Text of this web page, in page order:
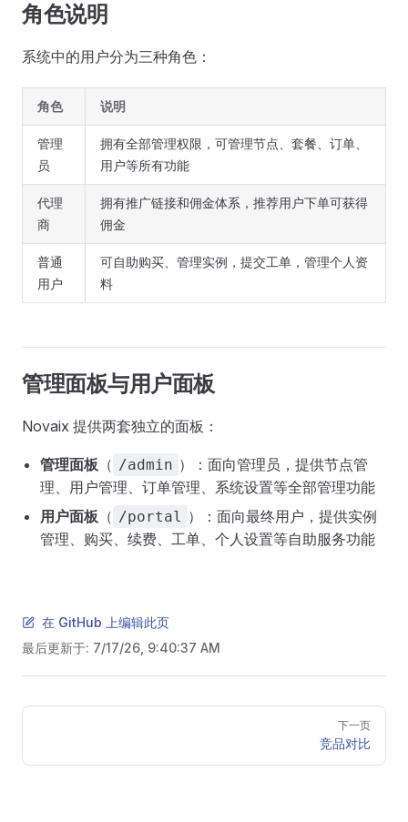
角色说明
系统中的用户分为三种角色：
角色 说明
管理
员
拥有全部管理权限，可管理节点、套餐、订单、
用户等所有功能
代理
商
拥有推广链接和佣金体系，推荐用户下单可获得
佣金
普通
用户
可自助购买、管理实例，提交工单，管理个人资
料
管理面板与用户面板
Novaix 提供两套独立的面板：
管理面板 （ /admin ）：面向管理员，提供节点管
理、用户管理、订单管理、系统设置等全部管理功能
用户面板 （ /portal ）：面向最终用户，提供实例
管理、购买、续费、工单、个人设置等自助服务功能
在 GitHub 上编辑此页
最后更新于: 7/17/26, 9:40:37 AM
Pager
下一页
竞品对比